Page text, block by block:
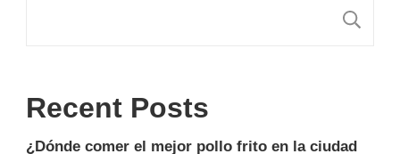
Recent Posts
¿Dónde comer el mejor pollo frito en la ciudad